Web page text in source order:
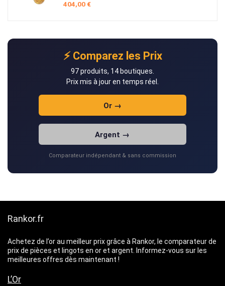
404,00€
⚡ Comparez les Prix
97 produits, 14 boutiques.
Prix mis à jour en temps réel.
Or →
Argent →
Comparateur indépendant & sans commission
Rankor.fr
Achetez de l’or au meilleur prix grâce à Rankor, le comparateur de
prix de pièces et lingots en or et argent. Informez-vous sur les
meilleures offres dès maintenant !
L’Or